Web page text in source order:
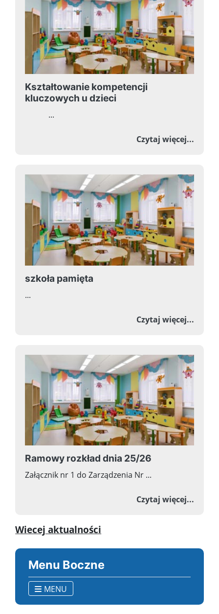
Menu Boczne
MENU
Kształtowanie kompetencji
kluczowych u dzieci
...
Czytaj więcej...o
szkoła pamięta
...
Czytaj więcej...o
Ramowy rozkład dnia 25/26
Załącznik nr 1 do Zarządzenia Nr ...
Czytaj więcej...o
Wiecej aktualności